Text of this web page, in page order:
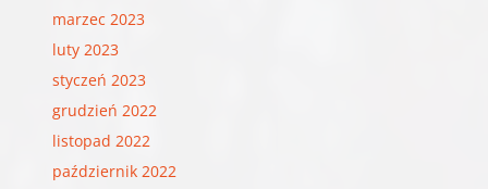
marzec 2023
luty 2023
styczeń 2023
grudzień 2022
listopad 2022
październik 2022